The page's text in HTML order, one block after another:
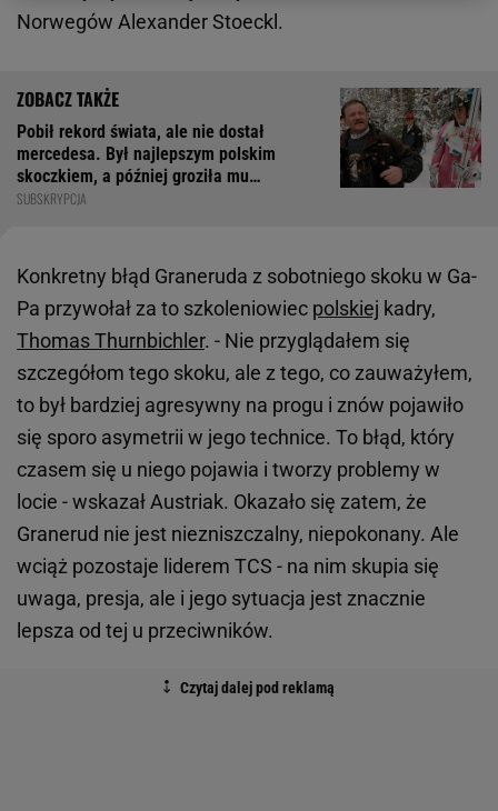
Norwegów Alexander Stoeckl.
Pobił rekord świata, ale nie dostał
mercedesa. Był najlepszym polskim
skoczkiem, a później groziła mu
amputacja
SUBSKRYPCJA
Konkretny błąd Graneruda z sobotniego skoku w Ga-
Pa przywołał za to szkoleniowiec polskiej kadry,
Thomas Thurnbichler. - Nie przyglądałem się
szczegółom tego skoku, ale z tego, co zauważyłem,
to był bardziej agresywny na progu i znów pojawiło
się sporo asymetrii w jego technice. To błąd, który
czasem się u niego pojawia i tworzy problemy w
locie - wskazał Austriak. Okazało się zatem, że
Granerud nie jest niezniszczalny, niepokonany. Ale
wciąż pozostaje liderem TCS - na nim skupia się
uwaga, presja, ale i jego sytuacja jest znacznie
lepsza od tej u przeciwników.